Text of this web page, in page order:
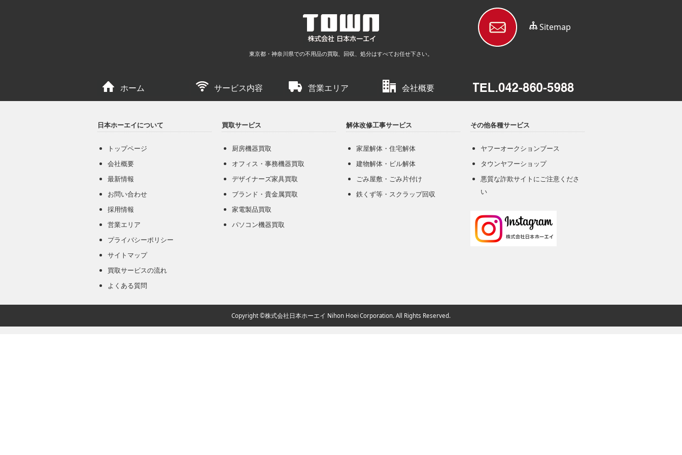
東京都・神奈川県での不用品の買取、回収、処分はすべてお任せ下さい。
Sitemap
ホーム サービス内容 営業エリア 会社概要
日本ホーエイについて
トップページ
会社概要
最新情報
お問い合わせ
採用情報
営業エリア
プライバシーポリシー
サイトマップ
買取サービスの流れ
よくある質問
買取サービス
厨房機器買取
オフィス・事務機器買取
デザイナーズ家具買取
ブランド・貴金属買取
家電製品買取
パソコン機器買取
解体改修工事サービス
家屋解体・住宅解体
建物解体・ビル解体
ごみ屋敷・ごみ片付け
鉄くず等・スクラップ回収
その他各種サービス
ヤフーオークションブース
タウンヤフーショップ
悪質な詐欺サイトにご注意くださ
い
Copyright ©株式会社日本ホーエイ Nihon Hoei Corporation. All Rights Reserved.